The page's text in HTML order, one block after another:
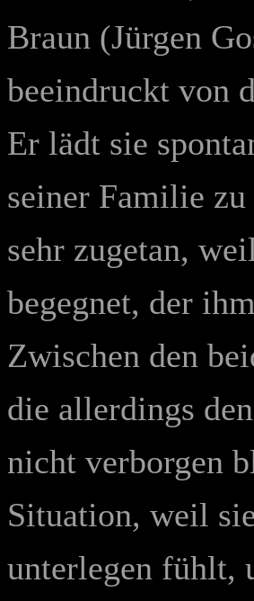
Braun (Jürgen
beeindruckt von
Er lädt sie
seiner Familie
sehr zugetan,
begegnet, der
Zwischen den
die allerdings
nicht verborgen
Situation, weil
unterlegen fühlt,